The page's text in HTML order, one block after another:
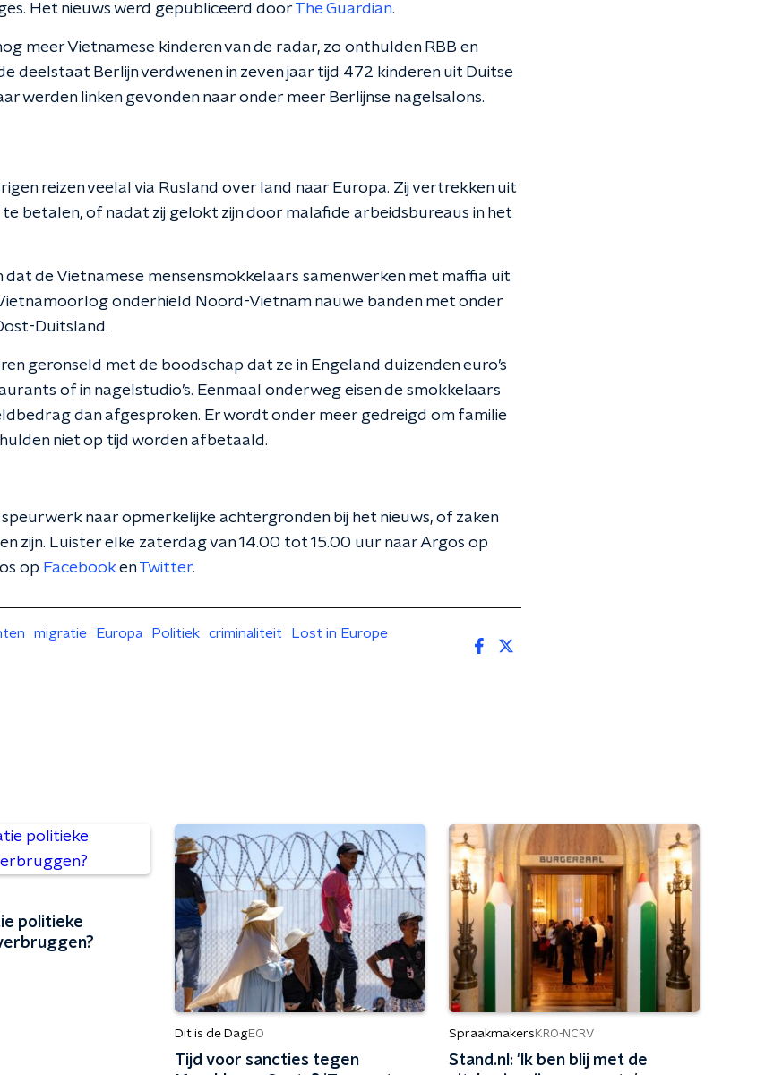
Het nieuws werd gepubliceerd doorThe Guardian.
meer Vietnamese kinderen van de radar, zo onthulden RBB en
deelstaat Berlijn verdwenen in zeven jaar tijd 472 kinderen uit Duitse
werden linken gevonden naar onder meer Berlijnse nagelsalons.
reizen veelal via Rusland over land naar Europa. Zij vertrekken uit
betalen, of nadat zij gelokt zijn door malafide arbeidsbureaus in het
dat de Vietnamese mensensmokkelaars samenwerken met maffia uit
onderhield Noord-Vietnam nauwe banden met onder
Duitsland.
geronseld met de boodschap dat ze in Engeland duizenden euro’s
of in nagelstudio’s. Eenmaal onderweg eisen de smokkelaars
dan afgesproken. Er wordt onder meer gedreigd om familie
niet op tijd worden afbetaald.
naar opmerkelijke achtergronden bij het nieuws, of zaken
zijn. Luister elke zaterdag van 14.00 tot 15.00 uur naar Argos op
op FacebookenTwitter.
migratie Europa Politiek criminaliteit
Lost in Europe
politieke
Dit is de DagEO
Tijd voor sancties tegen
Spraakmakers KRO-NCRV
Stand.nl: 'Ik ben blij met de